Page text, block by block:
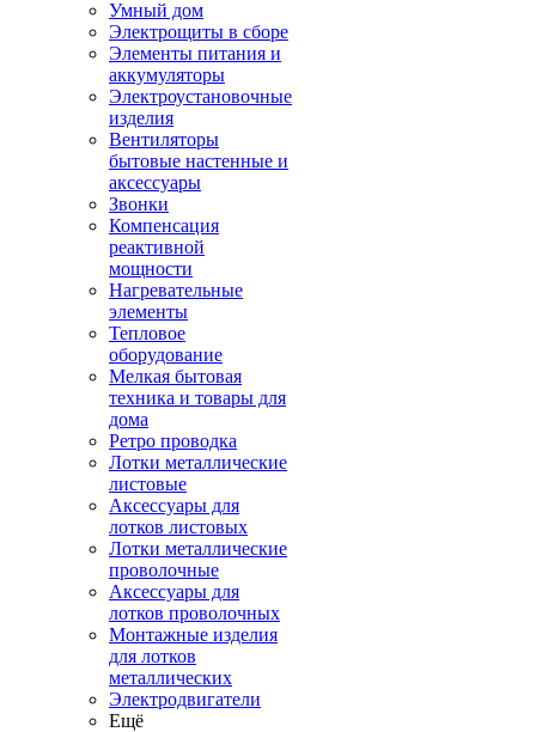
Умный дом
Электрощиты в сборе
Элементы питания и
аккумуляторы
Электроустановочные
изделия
Вентиляторы
бытовые настенные и
аксессуары
Звонки
Компенсация
реактивной
мощности
Нагревательные
элементы
Тепловое
оборудование
Мелкая бытовая
техника и товары для
дома
Ретро проводка
Лотки металлические
листовые
Аксессуары для
лотков листовых
Лотки металлические
проволочные
Аксессуары для
лотков проволочных
Монтажные изделия
для лотков
металлических
Электродвигатели
Ещё